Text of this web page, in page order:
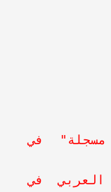
مسجلة" في
العربي في